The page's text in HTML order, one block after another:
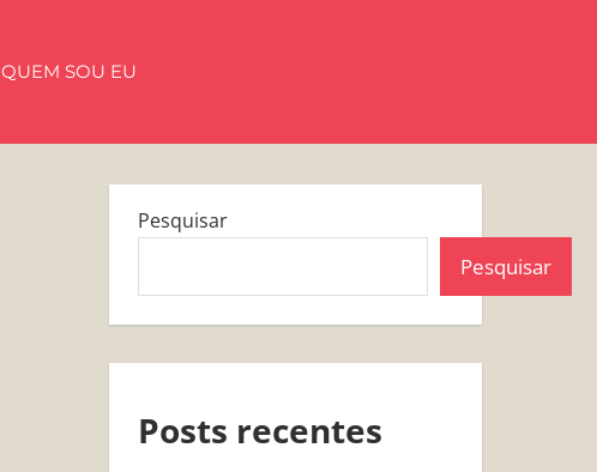
QUEM SOU EU
Pesquisar
Pesquisar
Posts recentes